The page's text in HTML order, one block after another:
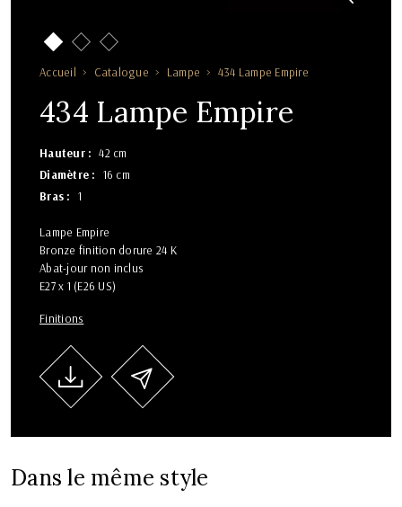
Accueil Catalogue Lampe 434 Lampe Empire
434 Lampe Empire
Hauteur
42 cm
Diamètre
16 cm
Bras
1
Lampe Empire
Bronze finition dorure 24 K
Abat-jour non inclus
E27 x 1 (E26 US)
Finitions
Dans le même style